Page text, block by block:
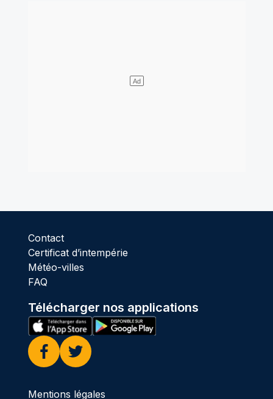
Contact
Certificat d’intempérie
Météo-villes
FAQ
Télécharger nos applications
Facebook
Twitter
Mentions légales